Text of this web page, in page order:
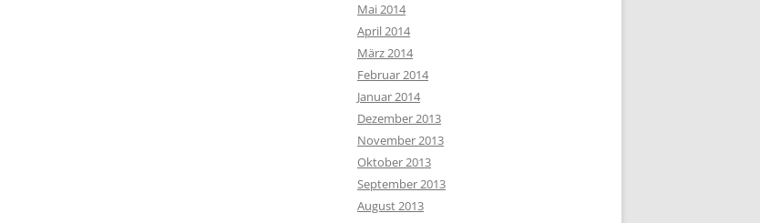
Mai 2014
April 2014
März 2014
Februar 2014
Januar 2014
Dezember 2013
November 2013
Oktober 2013
September 2013
August 2013